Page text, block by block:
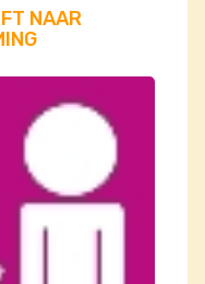
NAAR